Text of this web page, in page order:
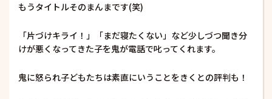
もうタイトルそのまんまです(笑)
「片づけキライ！」「まだ寝たくない」など少しづつ聞き分
けが悪くなってきた子を鬼が電話で叱ってくれます。
鬼に怒られ子どもたちは素直にいうことをきくとの評判も！